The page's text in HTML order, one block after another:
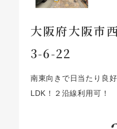
大阪府大阪市
3-6-22
南東向きで日当たり良
LDK！２沿線利用可！